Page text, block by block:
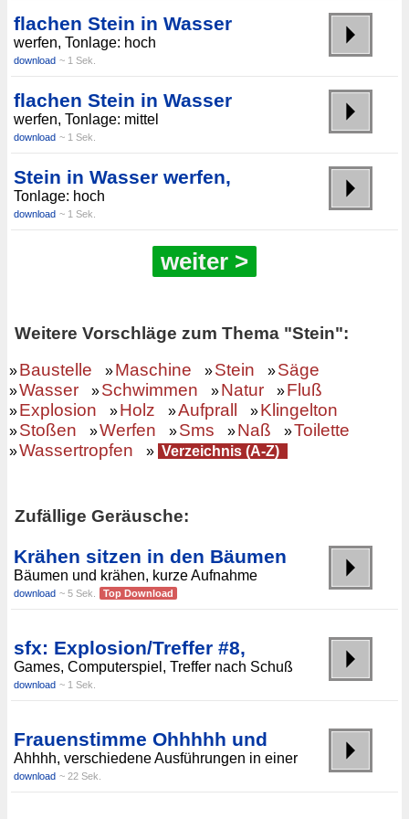
flachen Stein in Wasser
werfen, Tonlage: hoch
download ~ 1 Sek.
flachen Stein in Wasser
werfen, Tonlage: mittel
download ~ 1 Sek.
Stein in Wasser werfen,
Tonlage: hoch
download ~ 1 Sek.
weiter >
Weitere Vorschläge zum Thema "Stein":
»Baustelle »Maschine »Stein »Säge
»Wasser »Schwimmen »Natur »Fluß
»Explosion »Holz »Aufprall »Klingelton
»Stoßen »Werfen »Sms »Naß »Toilette
»Wassertropfen » Verzeichnis (A-Z)
Zufällige Geräusche:
Krähen sitzen in den Bäumen
Bäumen und krähen, kurze Aufnahme
download ~ 5 Sek. Top Download
sfx: Explosion/Treffer #8,
Games, Computerspiel, Treffer nach Schuß
download ~ 1 Sek.
Frauenstimme Ohhhhh und
Ahhhh, verschiedene Ausführungen in einer
download ~ 22 Sek.